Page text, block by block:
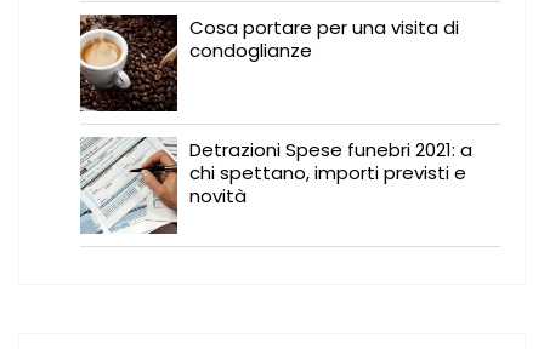
Cosa portare per una visita di
condoglianze
Detrazioni Spese funebri 2021: a
chi spettano, importi previsti e
novità